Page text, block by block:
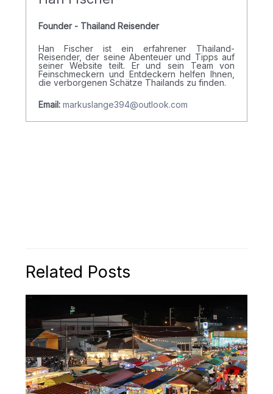
Founder - Thailand Reisender
Han Fischer ist ein erfahrener Thailand-
Reisender, der seine Abenteuer und Tipps auf
seiner Website teilt. Er und sein Team von
Feinschmeckern und Entdeckern helfen Ihnen,
die verborgenen Schätze Thailands zu finden.
Email: markuslange394@outlook.com
Related Posts